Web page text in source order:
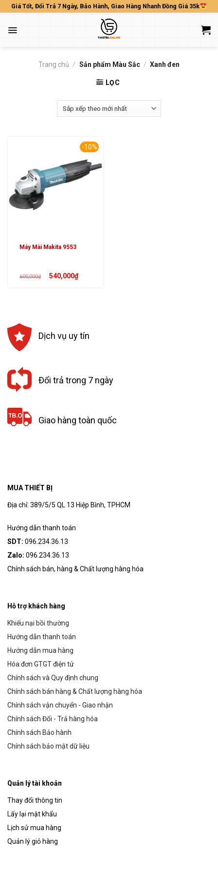
Skip
content
Giá Tốt, Đổi Trả 7 Ngày, Bảo Hành, Giao Hàng Nhanh Đồng Giá 35k
Trang chủ / Sản phẩm Màu Sắc / Xanh đen
LỌC
-10%
Máy Mài Makita 9553
600,000₫ Giá
gốc540,000₫Giá
hiện
Dịch vụ uy tín
Đổi trả trong 7 ngày
Giao hàng toàn quốc
MUA THIẾT BỊ
Địa chỉ: 389/5/5 QL 13 Hiệp Bình, TPHCM
Hướng dẫn thanh toán
SDT: 096.234.36.13
Zalo: 096.234.36.13
Chính sách bán, hàng & Chất lượng hàng hóa
Hỗ trợ khách hàng
Khiếu nại bồi thường
Hướng dẫn thanh toán
Hướng dẫn mua hàng
Hóa đơn GTGT điện tử
Chính sách và Quy định chung
Chính sách bán hàng & Chất lượng hàng hóa
Chính sách vận chuyển - Giao nhận
Chính sách Đổi - Trả hàng hóa
Chính sách Bảo hành
Chính sách bảo mật dữ liệu
Quản lý tài khoản
Thay đổi thông tin
Lấy lại mật khẩu
Lịch sử mua hàng
Quản lý giỏ hàng